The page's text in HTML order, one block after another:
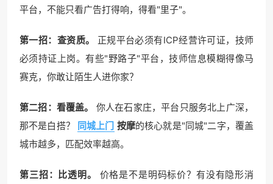
平台，不能只看广告打得响，得看"里子"。
第一招：查资质。
正规平台必须有ICP经营许可证，技师
必须持证上岗。有些"野路子"平台，技师信息模糊得像马
赛克，你敢让陌生人进你家？
第二招：看覆盖。
你人在石家庄，平台只服务北上广深，
那不是白搭？
同城上门 按摩的核心就是"同城"二字，覆盖
城市越多，匹配效率越高。
第三招：比透明。
价格是不是明码标价？有没有隐形消